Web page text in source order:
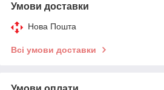
Умови доставки
Нова Пошта
Всі умови доставки